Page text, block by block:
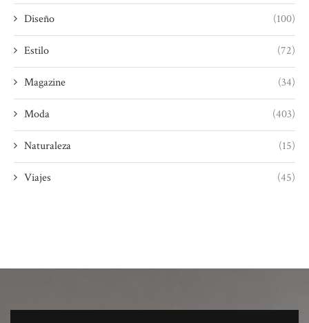
Diseño (100)
Estilo (72)
Magazine (34)
Moda (403)
Naturaleza (15)
Viajes (45)